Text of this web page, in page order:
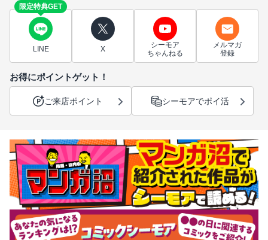
限定特典GET
LINE X
シーモア
ちゃんねる
メルマガ
登録
お得にポイントゲット！
ご来店ポイント シーモアでポイ活